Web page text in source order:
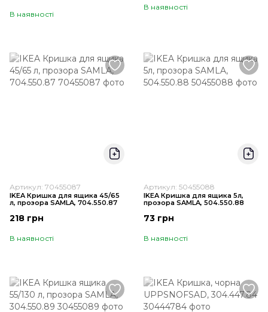
В наявності
В наявності
Артикул: 70455087
IKEA Кришка для ящика 45/65
л, прозора SAMLA, 704.550.87
218 грн
В наявності
Артикул: 50455088
IKEA Кришка для ящика 5л,
прозора SAMLA, 504.550.88
73 грн
В наявності